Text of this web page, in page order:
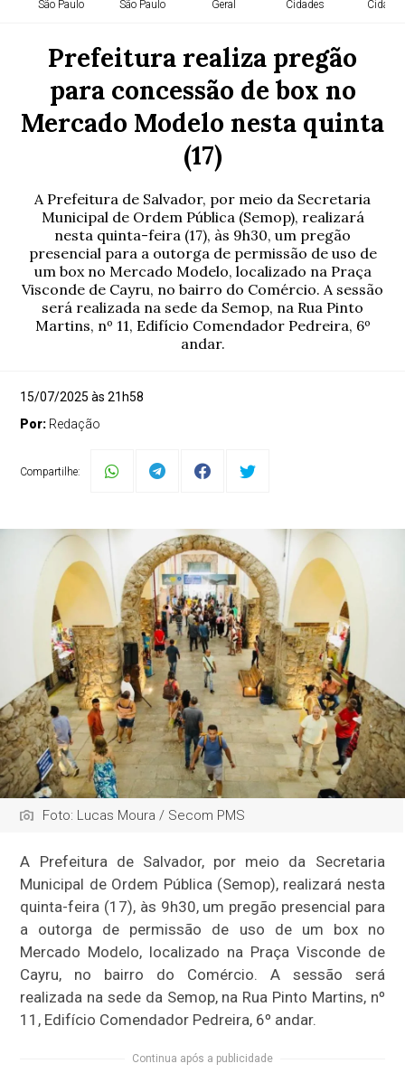
São Paulo São Paulo Geral Cidades Cidades
Prefeitura realiza pregão
para concessão de box no
Mercado Modelo nesta quinta
(17)
A Prefeitura de Salvador, por meio da Secretaria
Municipal de Ordem Pública (Semop), realizará
nesta quinta-feira (17), às 9h30, um pregão
presencial para a outorga de permissão de uso de
um box no Mercado Modelo, localizado na Praça
Visconde de Cayru, no bairro do Comércio. A sessão
será realizada na sede da Semop, na Rua Pinto
Martins, nº 11, Edifício Comendador Pedreira, 6º
andar.
15/07/2025 às 21h58
Por: Redação
Compartilhe:
Foto: Lucas Moura / Secom PMS
A Prefeitura de Salvador, por meio da Secretaria
Municipal de Ordem Pública (Semop), realizará nesta
quinta-feira (17), às 9h30, um pregão presencial para
a outorga de permissão de uso de um box no
Mercado Modelo, localizado na Praça Visconde de
Cayru, no bairro do Comércio. A sessão será
realizada na sede da Semop, na Rua Pinto Martins, nº
11, Edifício Comendador Pedreira, 6º andar.
Continua após a publicidade